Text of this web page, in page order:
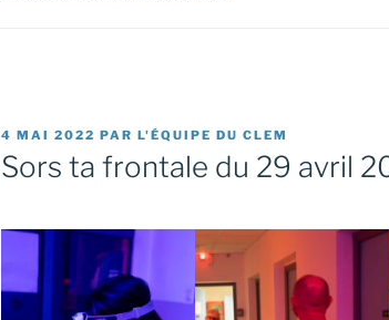
PUBLIÉ
LE
4 MAI 2022 PAR L'ÉQUIPE DU CLEM
Sors ta frontale du 29 avril